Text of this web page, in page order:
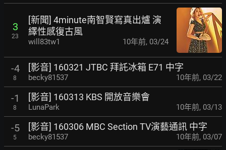
3
23
[新聞] 4minute南智賢寫真出爐 演
繹性感復古風
will83tw1 10年前, 03/24
-4
8
[影音] 160321 JTBC 拜託冰箱 E71 中字
becky81537 10年前, 03/22
-1
8
[影音] 160313 KBS 開放音樂會
LunaPark 10年前, 03/13
-5
5
[影音] 160306 MBC Section TV演藝通訊 中字
becky81537 10年前, 03/07